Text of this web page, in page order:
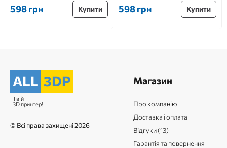
598 грн Купити 598 грн Купити
ALL 3DP
Твій
3D принтер!
© Всі права захищені 2026
Магазин
Про компанію
Доставка і оплата
Відгуки (13)
Гарантія та повернення